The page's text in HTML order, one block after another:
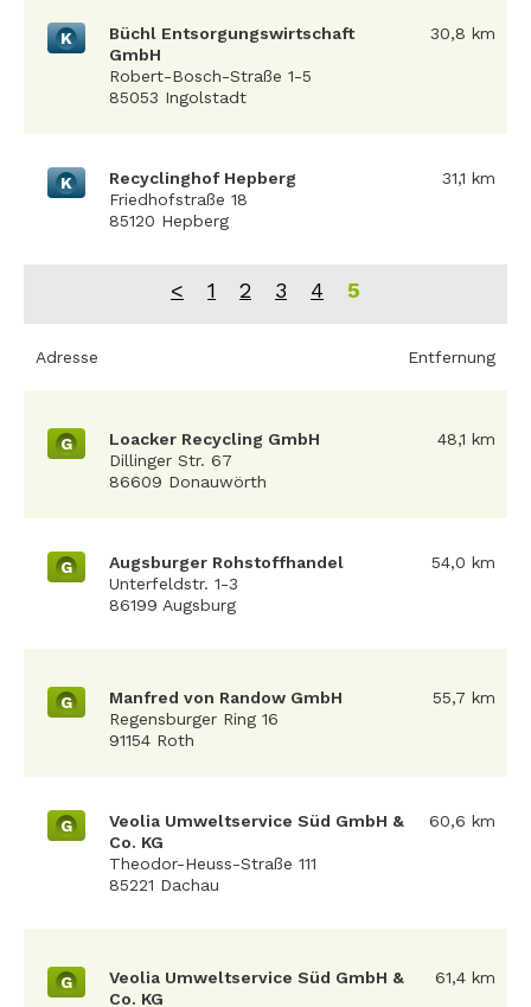
K
Büchl Entsorgungswirtschaft
GmbH
Robert-Bosch-Straße 1-5
85053 Ingolstadt
30,8 km
K
Recyclinghof Hepberg
Friedhofstraße 18
85120 Hepberg
31,1 km
< 1 2 3 4 5
Adresse Entfernung
G
Loacker Recycling GmbH
Dillinger Str. 67
86609 Donauwörth
48,1 km
G
Augsburger Rohstoffhandel
Unterfeldstr. 1-3
86199 Augsburg
54,0 km
G
Manfred von Randow GmbH
Regensburger Ring 16
91154 Roth
55,7 km
G
Veolia Umweltservice Süd GmbH &
Co. KG
Theodor-Heuss-Straße 111
85221 Dachau
60,6 km
G
Veolia Umweltservice Süd GmbH &
Co. KG
61,4 km